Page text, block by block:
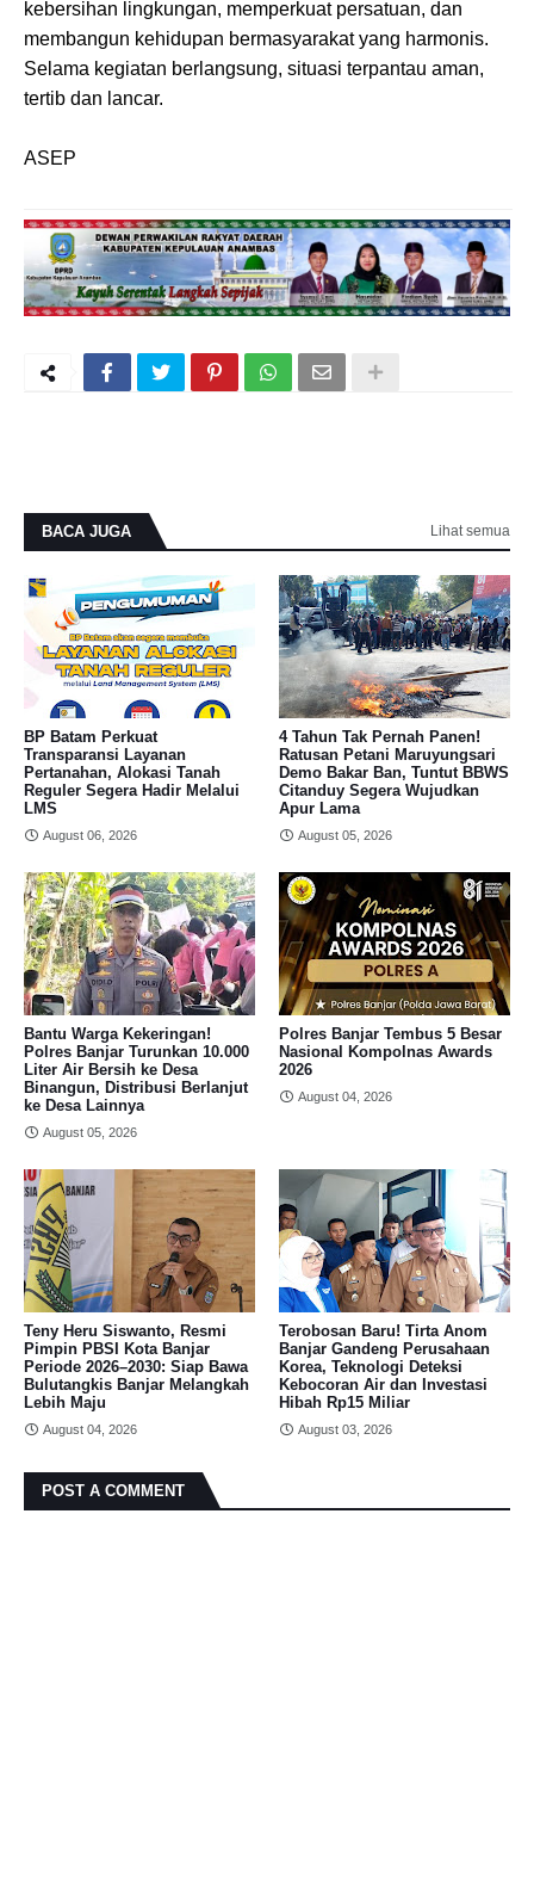
kebersihan lingkungan, memperkuat persatuan, dan
membangun kehidupan bermasyarakat yang harmonis.
Selama kegiatan berlangsung, situasi terpantau aman,
tertib dan lancar.
ASEP
BACA JUGA Lihat semua
BP Batam Perkuat
Transparansi Layanan
Pertanahan, Alokasi Tanah
Reguler Segera Hadir Melalui
LMS
August 06, 2026
4 Tahun Tak Pernah Panen!
Ratusan Petani Maruyungsari
Demo Bakar Ban, Tuntut BBWS
Citanduy Segera Wujudkan
Apur Lama
August 05, 2026
Bantu Warga Kekeringan!
Polres Banjar Turunkan 10.000
Liter Air Bersih ke Desa
Binangun, Distribusi Berlanjut
ke Desa Lainnya
August 05, 2026
Polres Banjar Tembus 5 Besar
Nasional Kompolnas Awards
2026
August 04, 2026
Teny Heru Siswanto, Resmi
Pimpin PBSI Kota Banjar
Periode 2026–2030: Siap Bawa
Bulutangkis Banjar Melangkah
Lebih Maju
August 04, 2026
Terobosan Baru! Tirta Anom
Banjar Gandeng Perusahaan
Korea, Teknologi Deteksi
Kebocoran Air dan Investasi
Hibah Rp15 Miliar
August 03, 2026
POST A COMMENT